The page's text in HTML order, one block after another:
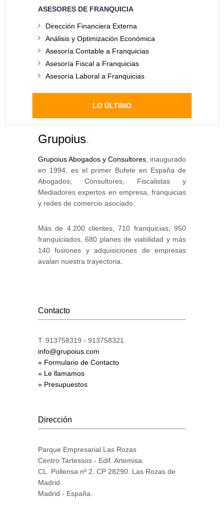
ASESORES DE FRANQUICIA
Dirección Financiera Externa
Análisis y Optimización Económica
Asesoría Contable a Franquicias
Asesoría Fiscal a Franquicias
Asesoría Laboral a Franquicias
LO ÚLTIMO
Grupoius.
Grupoius Abogados y Consultores , inaugurado
en 1994, es el primer Bufete en España de
Abogados, Consultores, Fiscalistas y
Mediadores expertos en empresa, franquicias
y redes de comercio asociado.
Más de 4.200 clientes, 710 franquicias, 950
franquiciados, 680 planes de viabilidad y más
140 fusiones y adquisiciones de empresas
avalan nuestra trayectoria.
Contacto
T. 913758319 - 913758321.
info@grupoius.com
» Formulario de Contacto
» Le llamamos
» Presupuestos
Dirección
Parque Empresarial Las Rozas
Centro Tartessos - Edif. Artemisa.
CL. Pollensa nº 2. CP 28290. Las Rozas de
Madrid.
Madrid - España.